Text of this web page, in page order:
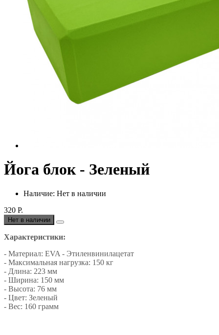
Йога блок - Зеленый
Наличие: Нет в наличии
320 Р.
Нет в наличии
Характеристики:
- Материал: EVA - Этиленвинилацетат
- Максимальная нагрузка: 150 кг
- Длина: 223 мм
- Ширина: 150 мм
- Высота: 76 мм
- Цвет: Зеленый
- Вес: 160 грамм